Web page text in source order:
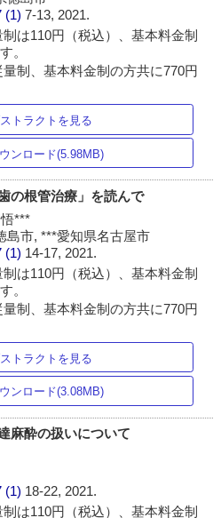
(1)7-13, 2021.
は110円（税込）、基本料金制
。
制、基本料金制の方共に770円
トラクトを見る
ンロード(5.98MB)
の根管治療」を読んで
***
島市, ***愛知県名古屋市
(1) 14-17, 2021.
は110円（税込）、基本料金制
。
制、基本料金制の方共に770円
トラクトを見る
ンロード(3.08MB)
麻酔の扱いについて
(1) 18-22, 2021.
は110円（税込）、基本料金制